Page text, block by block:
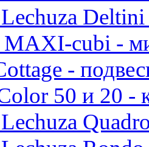
cubi -
-
50 и 20